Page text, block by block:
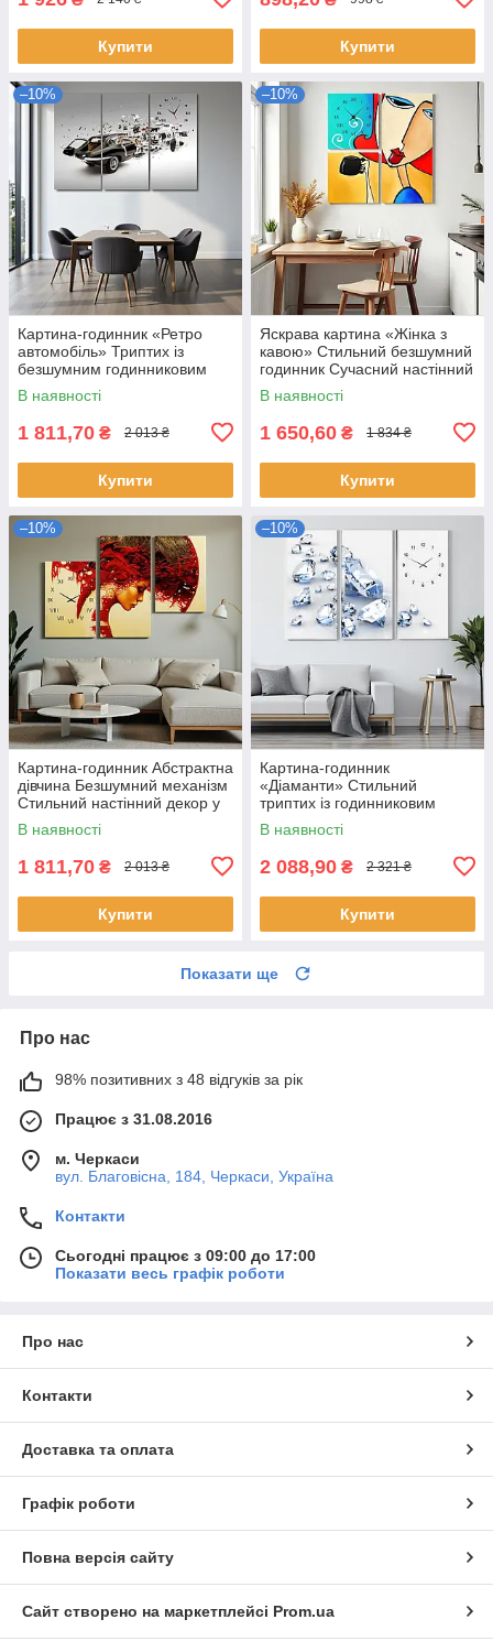
Купити Купити
–10%
Картина-годинник «Ретро
автомобіль» Триптих із
безшумним годинниковим
механізмом Стильний
настінний декор для чоловіків
В наявності
1 811,70 ₴ 2 013 ₴
Купити
–10%
Яскрава картина «Жінка з
кавою» Стильний безшумний
годинник Сучасний настінний
декор для кухні, кафе 60х62
см
В наявності
1 650,60 ₴ 1 834 ₴
Купити
–10%
Картина-годинник Абстрактна
дівчина Безшумний механізм
Стильний настінний декор у
сучасному інтер’єрі
В наявності
1 811,70 ₴ 2 013 ₴
Купити
–10%
Картина-годинник
«Діаманти» Cтильний
триптих із годинниковим
механізмом Cучасний
настінний декор у світлих
В наявності
2 088,90 ₴ 2 321 ₴
Купити
Показати ще
Про нас
98% позитивних з 48 відгуків за рік
Працює з 31.08.2016
м. Черкаси
вул. Благовісна, 184, Черкаси, Україна
Контакти
Сьогодні працює з 09:00 до 17:00
Показати весь графік роботи
Про нас
Контакти
Доставка та оплата
Графік роботи
Повна версія сайту
Сайт створено на маркетплейсі Prom.ua